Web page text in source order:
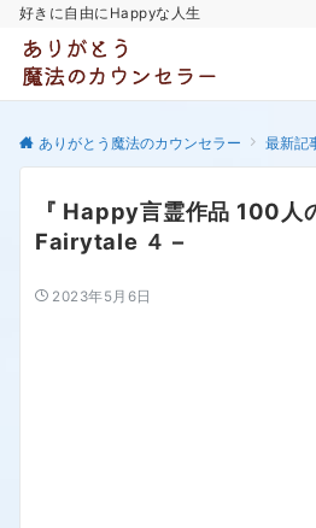
好きに自由にHappyな人生
ありがとう魔法のカウンセラー 最新記
『 Happy言霊作品 100人
Fairytale ４ –
2023年5月6日